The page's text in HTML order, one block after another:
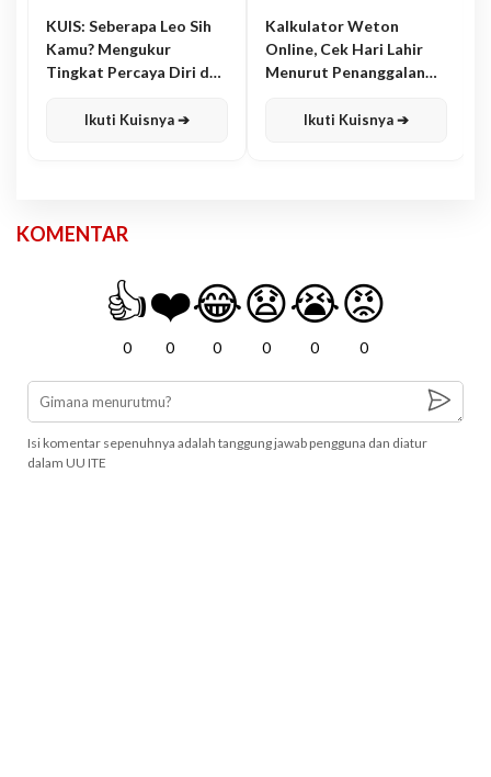
KUIS: Seberapa Leo Sih
Kamu? Mengukur
Tingkat Percaya Diri dan
Ikuti Kuisnya ➔
Kalkulator Weton
Online, Cek Hari Lahir
Menurut Penanggalan
Ikuti Kuisnya ➔
KOMENTAR
👍
0
❤️
0
😂
0
😧
0
😭
0
😡
0
Isi komentar sepenuhnya adalah tanggung jawab pengguna dan diatur
dalam UU ITE